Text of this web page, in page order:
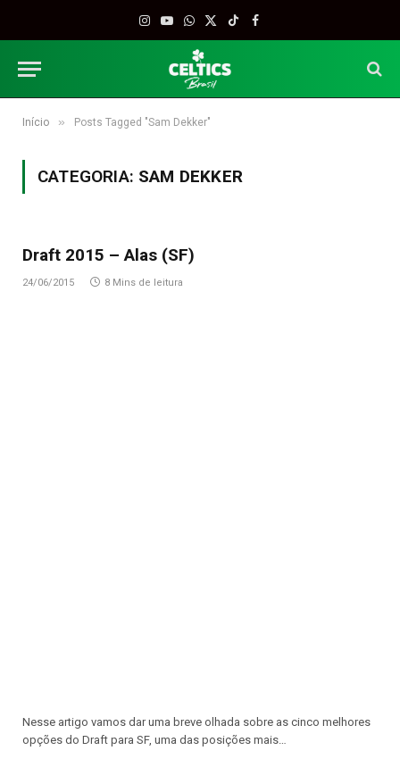
Instagram
YouTube
WhatsApp
X
TikTokFacebook
Início » Posts Tagged "Sam Dekker"
CATEGORIA: SAM DEKKER
Draft 2015 – Alas (SF)
24/06/2015 8 Mins de leitura
Nesse artigo vamos dar uma breve olhada sobre as cinco melhores
opções do Draft para SF, uma das posições mais…